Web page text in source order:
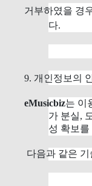
거부하였을 경
다.
9. 개인정보의
eMusicbiz는 이
가 분실,
성 확보를
다음과 같은